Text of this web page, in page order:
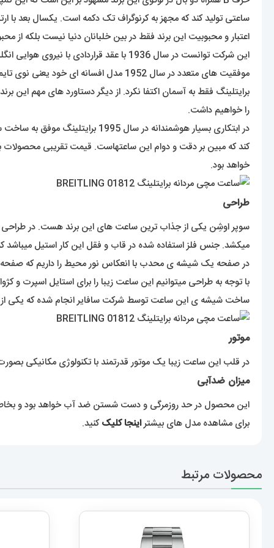
ساعتی تولید کند که مجهز به کرنوگراف تک دکمه است. یکسال بعد با
اعتبار و محبوبیت این برند فقط در بین خلبانان دنیا نیست بلکه
موفقیت های متعدد در سال 1952 مدل افسانه ای خود یعنی نوی تایمر (Navitimer) با قابلیت کرنوگراف و قاب چرخنده را عرضه کرد که به خلبان این امکان را میداد تا محاسباتی برای پرواز خود انجام دهد.
را خواهیم داشت.
خواهد بود.
طراحی
سوپر اوشِن یکی از جذاب ترین ساعت های این برند هست. در
میکشد. جنس فلز استفاده شده در قاب و فقل این کار استیل
در صفحه یک شیشه ی محدب با انعکاس نور محیط را داریم که صفحه
با توجه به طراحی میتوانیم این ساعت زیبا را برای استایل اسپرت و
ساخت شیشه ی این ساعت توسط شرکت سافایر انجام شده که
موتور
در قلب این ساعت زیبا یک موتور قدرتمند با تکنولوژی مکانیکی
میزان ضدآبی
این محصول در حد روزمرگی و دست شستن ضد آب خواهد بود و
برای مشاهده مدل های بیشتراینجا کلیککنید.
محصولات مرتبط